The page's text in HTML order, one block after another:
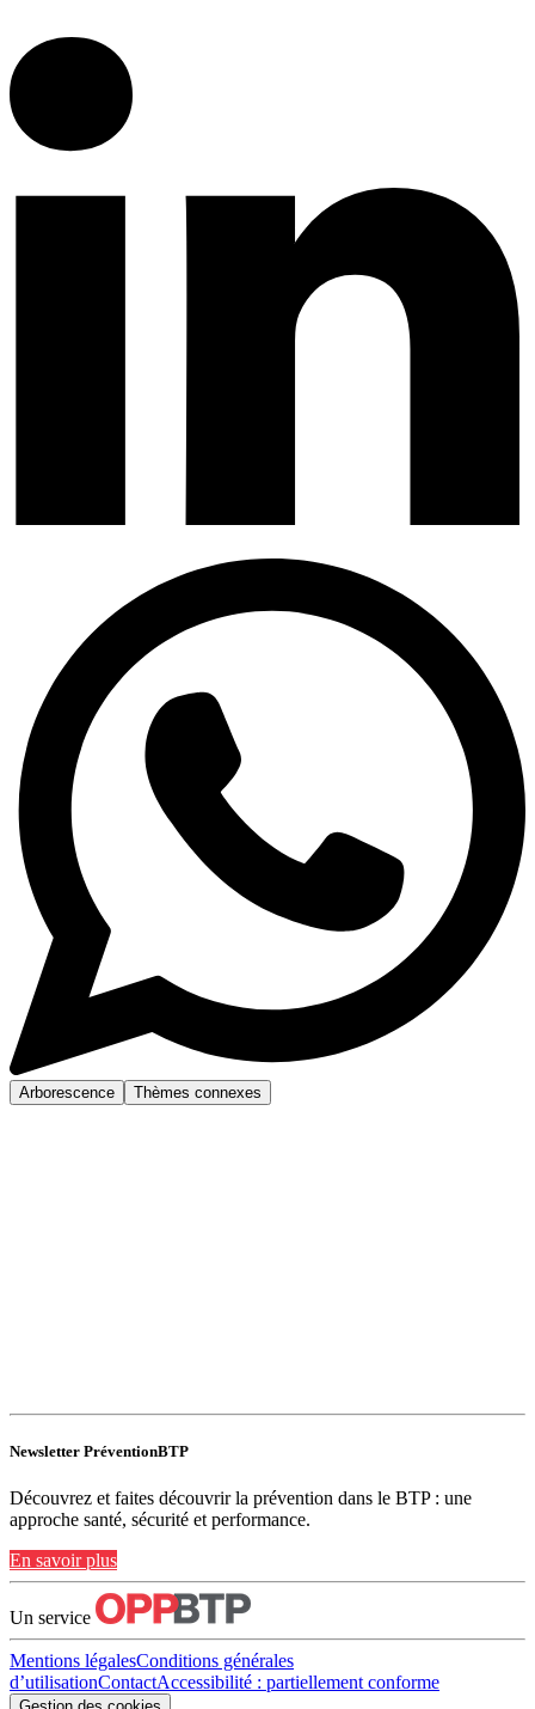
Arborescence Thèmes connexes
Newsletter PréventionBTP
Découvrez et faites découvrir la prévention dans le BTP : une
approche santé, sécurité et performance.
En savoir plus
Un service
Mentions légalesConditions générales
d’utilisationContactAccessibilité : partiellement conforme